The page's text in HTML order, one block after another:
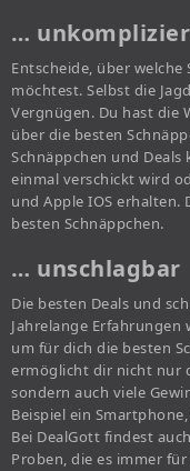
…
Entscheide, über
möchtest. Selbst die
Vergnügen. Du hast die
über die besten
Schnäppchen und
einmal verschickt wird
und Apple IOS
besten Schnäppchen.
… unschlagbar
Die besten Deals und
Jahrelange Erfahrungen
um für dich die besten
ermöglicht dir nicht nur
sondern auch viele
Beispiel ein
Bei DealGott findest
Proben, die es immer